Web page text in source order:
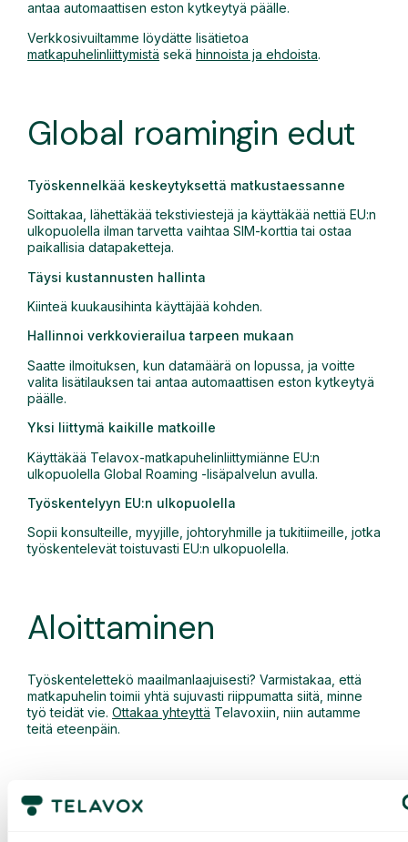
antaa automaattisen eston kytkeytyä päälle.
Verkkosivuiltamme löydätte lisätietoa
matkapuhelinliittymistä sekä hinnoista ja ehdoista.
Global roamingin edut
Työskennelkää keskeytyksettä matkustaessanne
Soittakaa, lähettäkää tekstiviestejä ja käyttäkää nettiä EU:n
ulkopuolella ilman tarvetta vaihtaa SIM-korttia tai ostaa
paikallisia datapaketteja.
Täysi kustannusten hallinta
Kiinteä kuukausihinta käyttäjää kohden.
Hallinnoi verkkovierailua tarpeen mukaan
Saatte ilmoituksen, kun datamäärä on lopussa, ja voitte
valita lisätilauksen tai antaa automaattisen eston kytkeytyä
päälle.
Yksi liittymä kaikille matkoille
Käyttäkää Telavox-matkapuhelinliittymiänne EU:n
ulkopuolella Global Roaming -lisäpalvelun avulla.
Työskentelyyn EU:n ulkopuolella
Sopii konsulteille, myyjille, johtoryhmille ja tukitiimeille, jotka
työskentelevät toistuvasti EU:n ulkopuolella.
Aloittaminen
Työskentelettekö maailmanlaajuisesti? Varmistakaa, että
matkapuhelin toimii yhtä sujuvasti riippumatta siitä, minne
työ teidät vie. Ottakaa yhteyttä Telavoxiin, niin autamme
teitä eteenpäin.
Muita suosittuja ominaisuuksia